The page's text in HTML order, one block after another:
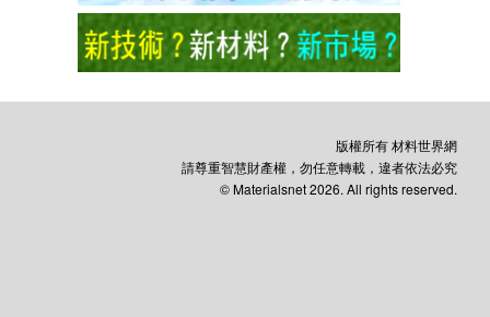
版權所有 材料世界網
請尊重智慧財產權，勿任意轉載，違者依法必究
© Materialsnet 2026. All rights reserved.